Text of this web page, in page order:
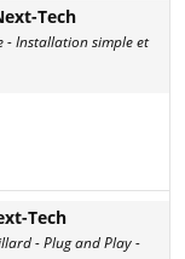
Tech
Installation simple et
Tech
- Plug and Play -